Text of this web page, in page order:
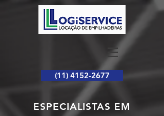
(11) 4152-2677
ESPECIALISTAS EM